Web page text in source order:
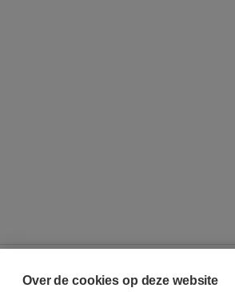
Over de cookies op deze website